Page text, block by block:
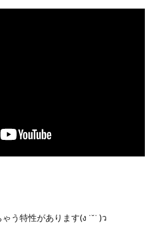
う特性があります(ง ˙˘˙ )ว